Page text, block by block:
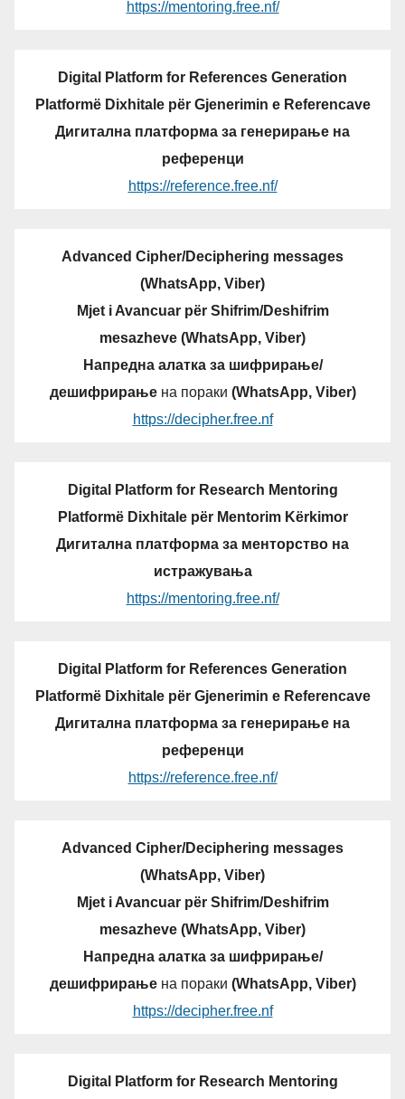
https://mentoring.free.nf/
Digital Platform for References Generation
Platformë Dixhitale për Gjenerimin e Referencave
Дигитална платформа за генерирање на
референци
https://reference.free.nf/
Advanced Cipher/Deciphering messages
(WhatsApp, Viber)
Mjet i Avancuar për Shifrim/Deshifrim
mesazheve (WhatsApp, Viber)
Напредна алатка за шифрирање/
дешифрирањена пораки (WhatsApp, Viber)
https://decipher.free.nf
Digital Platform for Research Mentoring
Platformë Dixhitale për Mentorim Kërkimor
Дигитална платформа за менторство на
истражувања
https://mentoring.free.nf/
Digital Platform for References Generation
Platformë Dixhitale për Gjenerimin e Referencave
Дигитална платформа за генерирање на
референци
https://reference.free.nf/
Advanced Cipher/Deciphering messages
(WhatsApp, Viber)
Mjet i Avancuar për Shifrim/Deshifrim
mesazheve (WhatsApp, Viber)
Напредна алатка за шифрирање/
дешифрирањена пораки (WhatsApp, Viber)
https://decipher.free.nf
Digital Platform for Research Mentoring